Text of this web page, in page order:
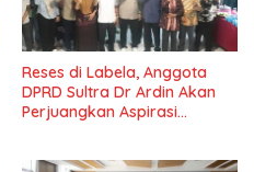
Reses di Labela, Anggota
DPRD Sultra Dr Ardin Akan
Perjuangkan Aspirasi